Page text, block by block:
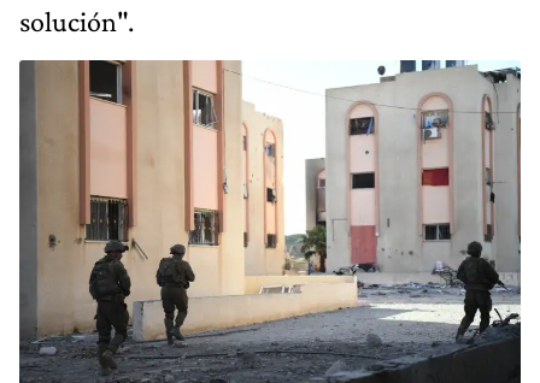
solución".